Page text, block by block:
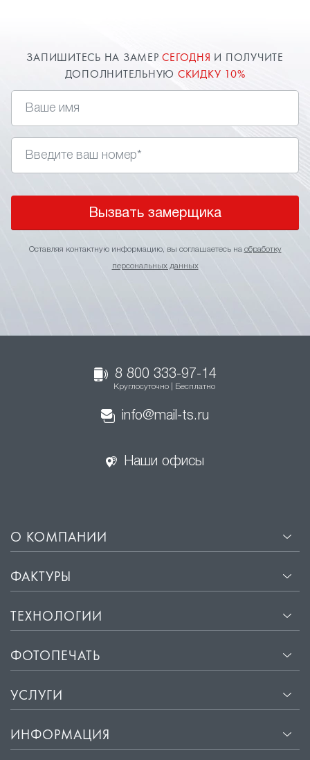
ЗАПИШИТЕСЬ НА ЗАМЕРСЕГОДНЯ И ПОЛУЧИТЕ
ДОПОЛНИТЕЛЬНУЮ СКИДКУ 10%
Вызвать замерщика
Оставляя контактную информацию, вы соглашаетесь на обработку
персональных данных
8 800 333-97-14
Круглосуточно | Бесплатно
info@mail-ts.ru
Наши офисы
О КОМПАНИИ
ФАКТУРЫ
ТЕХНОЛОГИИ
ФОТОПЕЧАТЬ
УСЛУГИ
ИНФОРМАЦИЯ